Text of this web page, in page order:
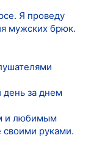
Я проведу
мужских брюк.
день за днем
и любимым
своими руками.